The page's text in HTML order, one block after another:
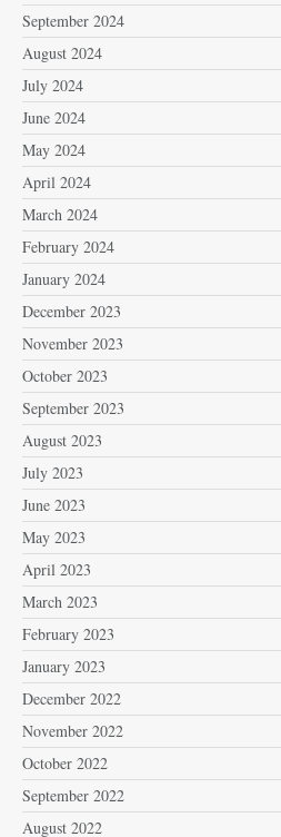
September 2024
August 2024
July 2024
June 2024
May 2024
April 2024
March 2024
February 2024
January 2024
December 2023
November 2023
October 2023
September 2023
August 2023
July 2023
June 2023
May 2023
April 2023
March 2023
February 2023
January 2023
December 2022
November 2022
October 2022
September 2022
August 2022